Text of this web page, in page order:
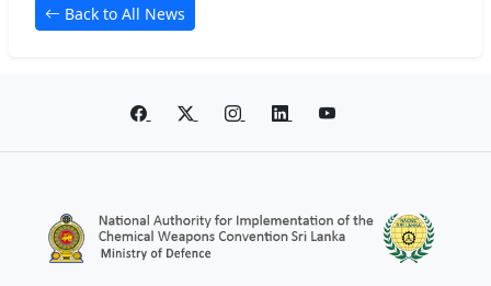
Back to All News